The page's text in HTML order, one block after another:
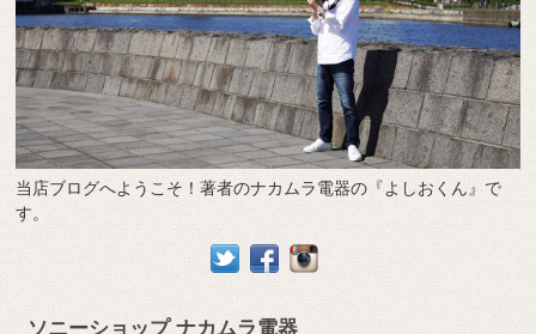
当店ブログへようこそ！著者のナカムラ電器の『よしおくん』で
す。
ソニーショップ ナカムラ電器